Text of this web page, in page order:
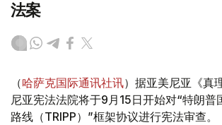
法案
（哈萨克国际通讯社讯）据亚美尼亚《真
尼亚宪法法院将于9月15日开始对“特朗普
路线（TRIPP）”框架协议进行宪法审查。